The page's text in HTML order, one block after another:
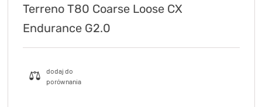
Terreno T80 Coarse Loose CX
Endurance G2.0